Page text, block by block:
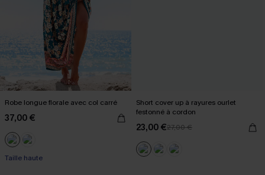
Robe longue florale avec col carré
37,00 €
Taille haute
Short cover up à rayures ourlet
festonné à cordon
23,00 €27,00 €